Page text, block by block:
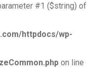
#1 ($string) of
httpdocs/wp-
on line